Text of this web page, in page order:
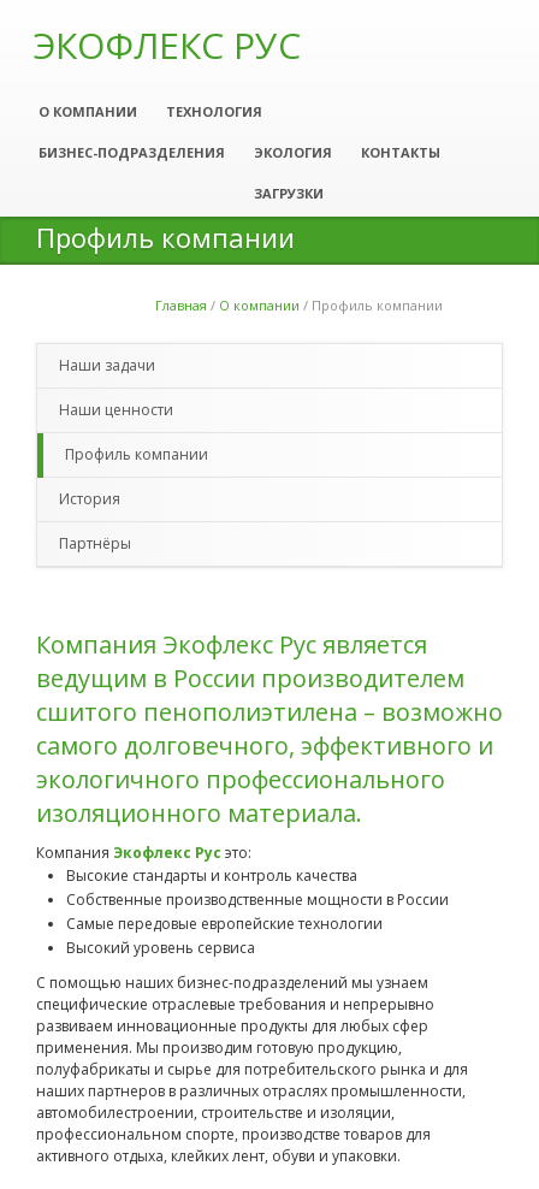
ЭКОФЛЕКС РУС
О КОМПАНИИ ТЕХНОЛОГИЯ
БИЗНЕС-ПОДРАЗДЕЛЕНИЯ ЭКОЛОГИЯ КОНТАКТЫ
ЗАГРУЗКИ
Профиль компании
Вы здесь
Главная / О компании / Профиль компании
Наши задачи
Наши ценности
Профиль компании
История
Партнёры
Компания Экофлекс Рус является
ведущим в России производителем
сшитого пенополиэтилена – возможно
самого долговечного, эффективного и
экологичного профессионального
изоляционного материала.
Компания Экофлекс Рус это:
Высокие стандарты и контроль качества
Собственные производственные мощности в России
Самые передовые европейские технологии
Высокий уровень сервиса
С помощью наших бизнес-подразделений мы узнаем
специфические отраслевые требования и непрерывно
развиваем инновационные продукты для любых сфер
применения. Мы производим готовую продукцию,
полуфабрикаты и сырье для потребительского рынка и для
наших партнеров в различных отраслях промышленности,
автомобилестроении, строительстве и изоляции,
профессиональном спорте, производстве товаров для
активного отдыха, клейких лент, обуви и упаковки.